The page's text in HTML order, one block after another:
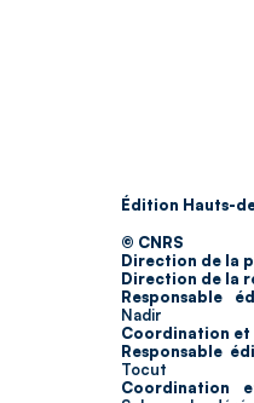
Édition Hauts-
© CNRS
Direction de la
Direction de la
Responsable
Nadir
Coordination
Responsable
Tocut
Coordination